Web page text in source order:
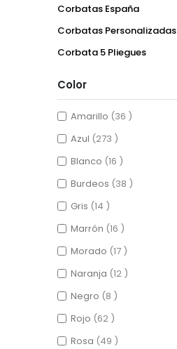
Corbatas España
Corbatas Personalizadas
Corbata 5 Pliegues
Color
Amarillo 36 items
Azul 273 items
Blanco 16 items
Burdeos 38 items
Gris 14 items
Marrón 16 items
Morado 17 items
Naranja 12 items
Negro 8 items
Rojo 62 items
Rosa 49 items